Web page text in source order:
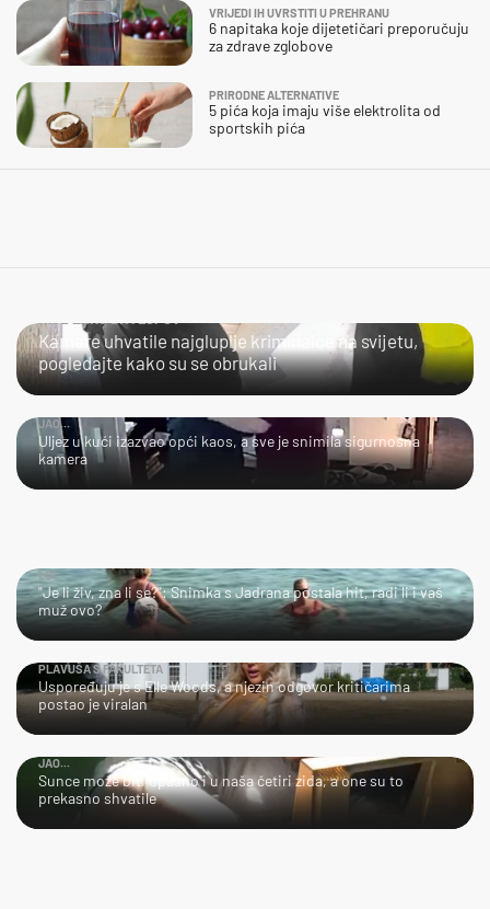
VRIJEDI IH UVRSTITI U PREHRANU
6 napitaka koje dijetetičari preporučuju
za zdrave zglobove
PRIRODNE ALTERNATIVE
5 pića koja imaju više elektrolita od
sportskih pića
NIJE LAKO BITI LOPOV
Kamere uhvatile najgluplje kriminalce na svijetu,
pogledajte kako su se obrukali
JAO...
Uljez u kući izazvao opći kaos, a sve je snimila sigurnosna
kamera
LOL
"Je li živ, zna li se?": Snimka s Jadrana postala hit, radi li i vaš
muž ovo?
PLAVUŠA S FAKULTETA
Uspoređuju je s Elle Woods, a njezin odgovor kritičarima
postao je viralan
JAO...
Sunce može biti opasno i u naša četiri zida, a one su to
prekasno shvatile